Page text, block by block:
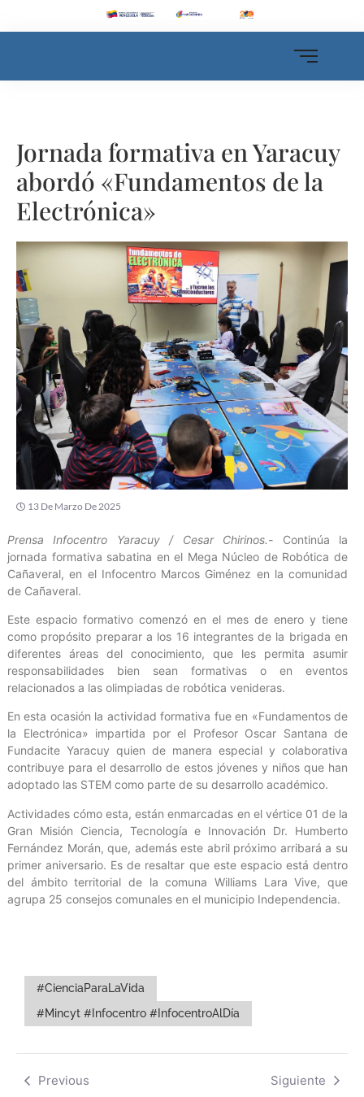
Jornada formativa en Yaracuy
abordó «Fundamentos de la
Electrónica»
13 De Marzo De 2025
Prensa Infocentro Yaracuy / Cesar Chirinos.- Continúa la
jornada formativa sabatina en el Mega Núcleo de Robótica de
Cañaveral, en el Infocentro Marcos Giménez en la comunidad
de Cañaveral.
Este espacio formativo comenzó en el mes de enero y tiene
como propósito preparar a los 16 integrantes de la brigada en
diferentes áreas del conocimiento, que les permita asumir
responsabilidades bien sean formativas o en eventos
relacionados a las olimpiadas de robótica venideras.
En esta ocasión la actividad formativa fue en «Fundamentos de
la Electrónica» impartida por el Profesor Oscar Santana de
Fundacite Yaracuy quien de manera especial y colaborativa
contribuye para el desarrollo de estos jóvenes y niños que han
adoptado las STEM como parte de su desarrollo académico.
Actividades cómo esta, están enmarcadas en el vértice 01 de la
Gran Misión Ciencia, Tecnología e Innovación Dr. Humberto
Fernández Morán, que, además este abril próximo arribará a su
primer aniversario. Es de resaltar que este espacio está dentro
del ámbito territorial de la comuna Williams Lara Vive, que
agrupa 25 consejos comunales en el municipio Independencia.
#CienciaParaLaVida
#Mincyt #Infocentro #InfocentroAlDía
Previous Siguiente